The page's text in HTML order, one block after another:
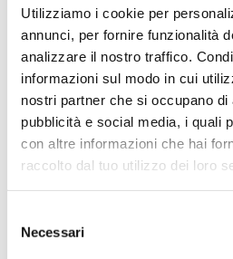
Utilizziamo i cookie per
annunci, per fornire funzionalità
analizzare il nostro traffico.
informazioni sul modo in cui
nostri partner che si occupano di
pubblicità e social media, i quali
con altre informazioni che hai
raccolto dal tuo utilizzo dei loro
Necessari
Cosa Dicono i
di
Savoldelli
4.6 (400)